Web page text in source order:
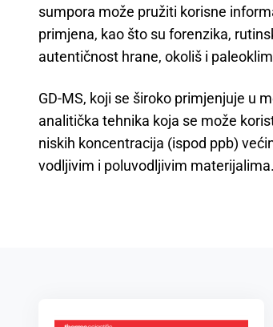
sumpora može pružiti korisne
primjena, kao što su forenzika,
autentičnost hrane, okoliš i
GD-MS, koji se široko primjenjuje u
analitička tehnika koja se može
niskih koncentracija (ispod ppb)
vodljivim i poluvodljivim materijalima.